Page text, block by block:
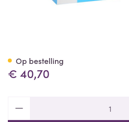
€ 40,70
Op bestelling